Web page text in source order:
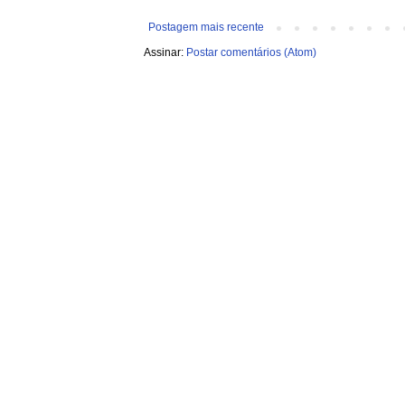
Postagem mais recente
Assinar: Postar comentários (Atom)